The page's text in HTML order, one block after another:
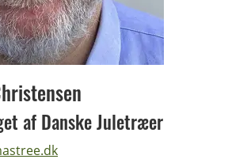
af Danske Juletræer